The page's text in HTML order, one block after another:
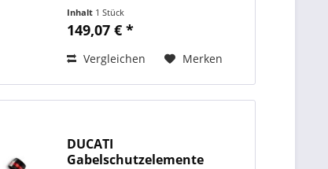
ORIGINAL DUCATI PERFORMANCE
Art. - Nr.: 97380711A
Inhalt 1 Stück
149,07 € *
Vergleichen Merken
DUCATI
Gabelschutzelemente